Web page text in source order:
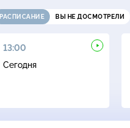
РАСПИСАНИЕ ВЫ НЕ ДОСМОТРЕЛИ
13:00
Сегодня